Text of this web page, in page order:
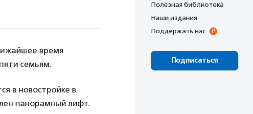
время
семьям.
в новостройке в
панорамный лифт.
Полезная библиотека
Наши издания
Поддержать нас
Подписаться